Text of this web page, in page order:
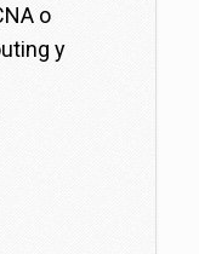
o
y